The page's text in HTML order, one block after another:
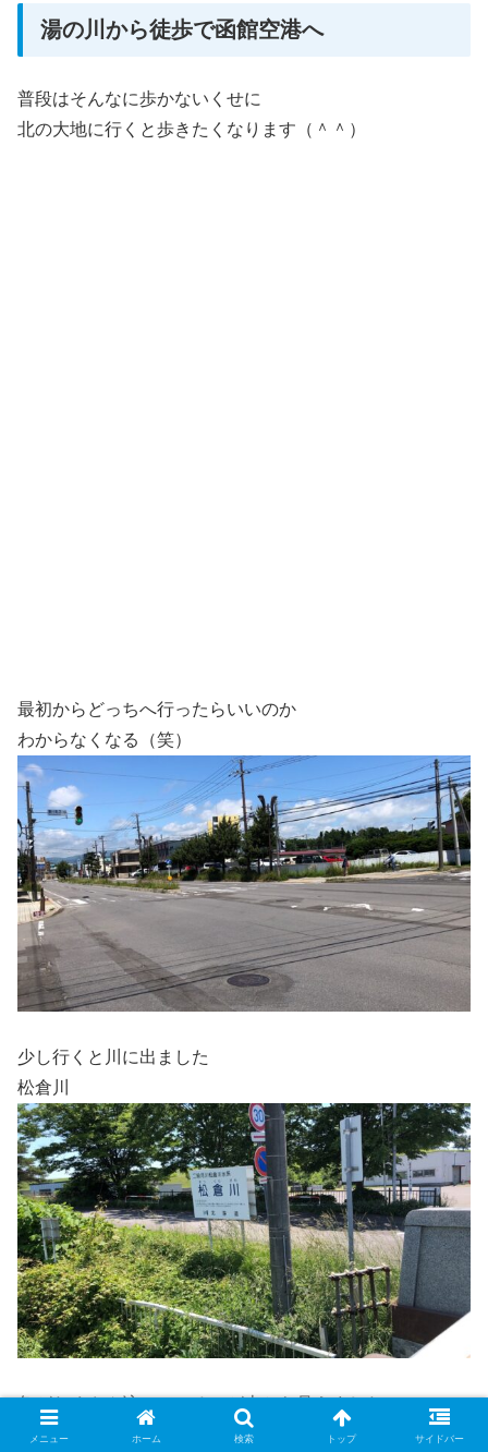
湯の川から徒歩で函館空港へ
普段はそんなに歩かないくせに
北の大地に行くと歩きたくなります（＾＾）
最初からどっちへ行ったらいいのか
わからなくなる（笑）
少し行くと川に出ました
松倉川
魚がたくさん泳いでいるのが上から見えました
メニュー ホーム 検索 トップ サイドバー